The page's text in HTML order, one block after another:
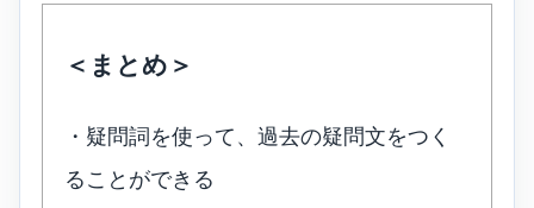
＜まとめ＞
・疑問詞を使って、過去の疑問文をつく
ることができる